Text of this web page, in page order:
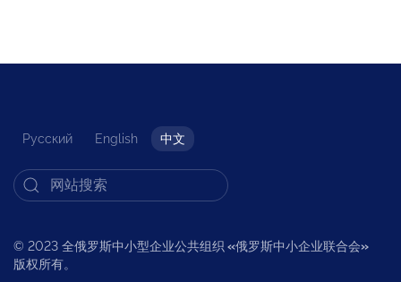
Русский English 中文
© 2023 全俄罗斯中小型企业公共组织 «俄罗斯中小企业联合会»
版权所有。